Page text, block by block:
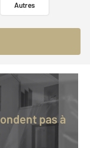
Autres